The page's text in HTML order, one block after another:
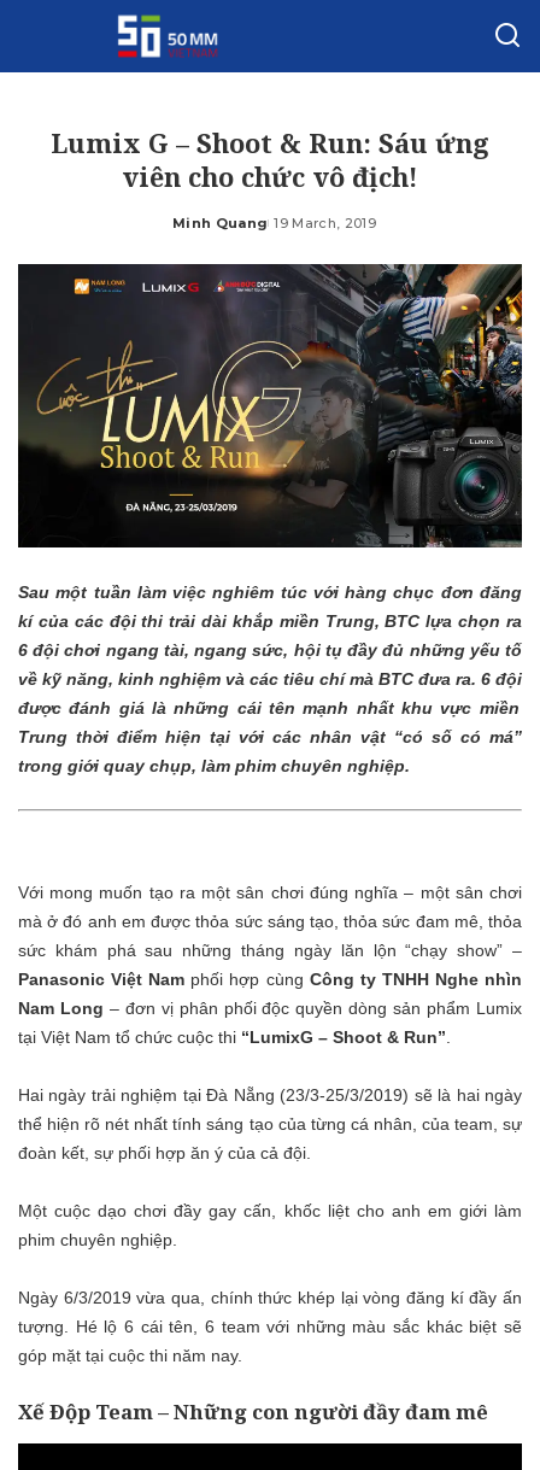
Lumix G – Shoot & Run: Sáu ứng
viên cho chức vô địch!
Posted
Minh Quang 19 March, 2019
Sau một tuần làm việc nghiêm túc với hàng chục đơn đăng
kí của các đội thi trải dài khắp miền Trung, BTC lựa chọn ra
6 đội chơi ngang tài, ngang sức, hội tụ đầy đủ những yếu tố
về kỹ năng, kinh nghiệm và các tiêu chí mà BTC đưa ra. 6 đội
được đánh giá là những cái tên mạnh nhất khu vực miền
Trung thời điểm hiện tại với các nhân vật “có số có má”
trong giới quay chụp, làm phim chuyên nghiệp.
Với mong muốn tạo ra một sân chơi đúng nghĩa – một sân chơi
mà ở đó anh em được thỏa sức sáng tạo, thỏa sức đam mê, thỏa
sức khám phá sau những tháng ngày lăn lộn “chạy show” –
Panasonic Việt Nam phối hợp cùng Công ty TNHH Nghe nhìn
Nam Long – đơn vị phân phối độc quyềndòngsản phẩm Lumix
tại Việt Nam tổ chức cuộc thi “LumixG – Shoot & Run”
Hai ngày trải nghiệm tại Đà Nẵng (23/3-25/3/2019) sẽ là hai ngày
thể hiện rõ nét nhấttính sáng tạo của từng cá nhân, của team, sự
đoàn kết, sự phối hợp ăn ý của cả đội.
Một cuộc dạo chơi đầy gay cấn, khốc liệt cho anh em giới làm
phim chuyên nghiệp.
Ngày 6/3/2019 vừa qua, chính thức khép lại vòng đăng kí đầy ấn
tượng. Hé lộ 6 cái tên, 6 team với những màu sắc khác biệt sẽ
góp mặt tại cuộc thi năm nay.
Xế Độp Team – Những con người đầy đam mê